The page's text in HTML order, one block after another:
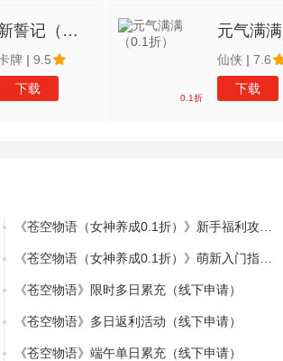
新誓记（我斑愿称0.1最强）
牌 | 9.5
下载
0.1折
仙侠 | 7.6
下载
《苍空物语》限时多日累充（线下申请）
《苍空物语》多日返利活动（线下申请）
《苍空物语》端午单日累充（线下申请）